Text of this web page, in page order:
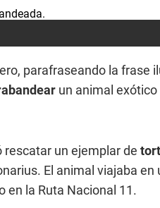
parafraseando la frase
un animal exótico
rescatar un ejemplar de
El animal viajaba en
en la Ruta Nacional 11.